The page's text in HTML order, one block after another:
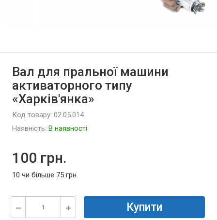
Вал для пральної машини
активаторного типу
«Харків'янка»
Код товару: 02.05.014
Наявність: В наявності
100 грн.
10 чи більше 75 грн.
Купити